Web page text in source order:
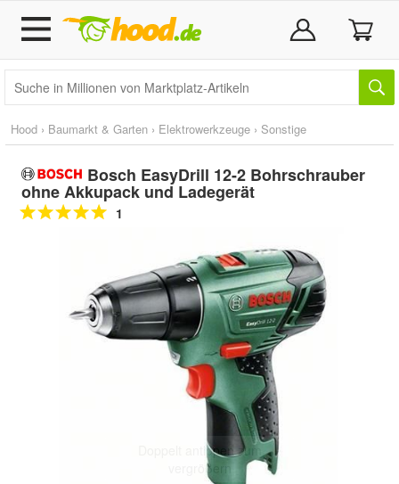
Hood › Baumarkt & Garten › Elektrowerkzeuge › Sonstige
Bosch EasyDrill 12-2 Bohrschrauber
ohne Akkupack und Ladegerät
1
Doppelt antippen zum
vergrößern